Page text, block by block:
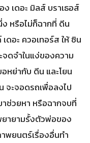
เดอะ มิลส์ บราเธอส์
หรือไม่ก็ฉากที่ ดีน
ดอะ ควอเทอร์ส ให้ ซิน
ดจำในแง่ของความ
หย่ากับ ดีน และโยน
ะจอดรถเพื่อลงไป
ช่วยหา หรือฉากจบที่
ายามรั้งตัวพ่อของ
าพยนตร์เรื่องอื่นทำ